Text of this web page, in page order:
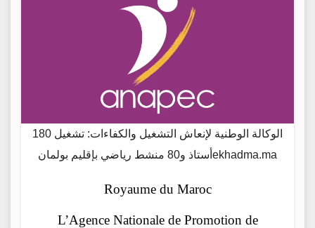
الوكالة الوطنية لإنعاش التشغيل والكفاءات: تشغيل 180
أستاذ و80 منشط رياضي بإقليم بولمانekhadma.ma
Royaume du Maroc
L’Agence Nationale de Promotion de